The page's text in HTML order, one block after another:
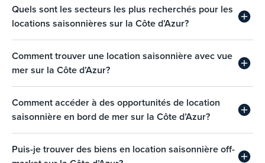
Quels sont les secteurs les plus recherchés pour les
locations saisonnières sur la Côte d’Azur?
Comment trouver une location saisonnière avec vue
mer sur la Côte d’Azur?
Comment accéder à des opportunités de location
saisonnière en bord de mer sur la Côte d’Azur?
Puis-je trouver des biens en location saisonnière off-